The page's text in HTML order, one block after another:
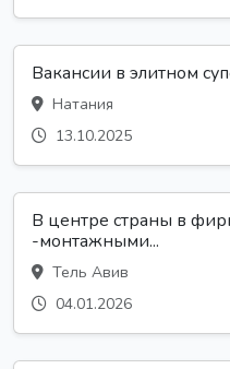
Вакансии в элитном
Натания
13.10.2025
В центре страны в
-монтажными...
Тель Авив
04.01.2026